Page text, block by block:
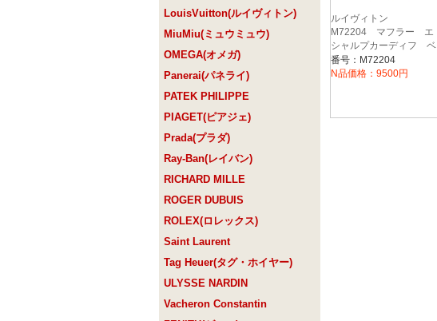
LouisVuitton(ルイヴィトン)
MiuMiu(ミュウミュウ)
OMEGA(オメガ)
Panerai(パネライ)
PATEK PHILIPPE
PIAGET(ピアジェ)
Prada(プラダ)
Ray-Ban(レイバン)
RICHARD MILLE
ROGER DUBUIS
ROLEX(ロレックス)
Saint Laurent
Tag Heuer(タグ・ホイヤー)
ULYSSE NARDIN
Vacheron Constantin
ルイヴィトン
M72204 マフラー エ
シャルプカーディフ ベ
ージュ（ベージュｘブラ
ウン）
番号：M72204
N品価格：9500円